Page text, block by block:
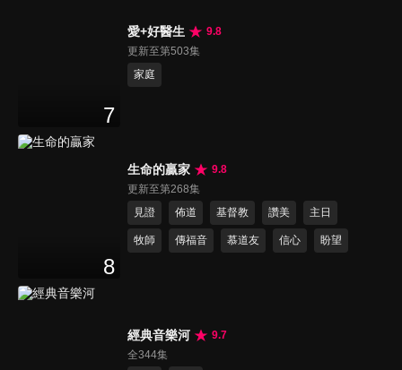
7
愛+好醫生
9.8
更新至第503集
家庭
8
生命的贏家
9.8
更新至第268集
見證
佈道 基督教 讚美 主日
牧師 傳福音 慕道友 信心 盼望
經典音樂河
9.7
全344集